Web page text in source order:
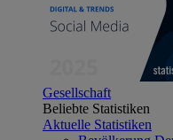
Gesellschaft
Beliebte Statistiken
Aktuelle Statistiken